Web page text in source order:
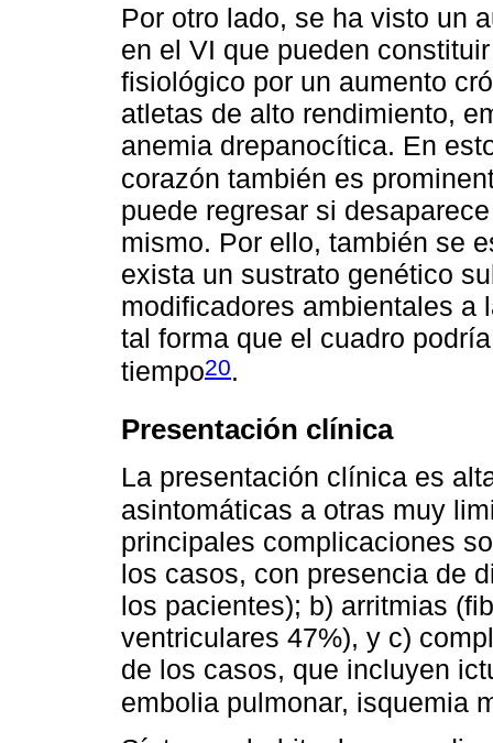
Por otro lado, se ha visto un
en el VI que pueden
fisiológico por un aumento
atletas de alto rendimiento,
anemia drepanocítica. En
corazón también es
puede regresar si
mismo. Por ello, también se
exista un sustrato genético
modificadores ambientales a
tal forma que el cuadro
tiempo20.
Presentación clínica
La presentación clínica es
asintomáticas a otras muy
principales complicaciones
los casos, con presencia de
los pacientes); b) arritmias
ventriculares 47%), y c)
de los casos, que incluyen
embolia pulmonar, isquemia